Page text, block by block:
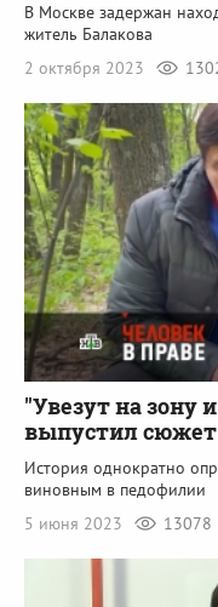
В Москве задержан
житель Балакова
2 октября 2023
"Увезут на зону
выпустил
История однократно
виновным в педофилии
5 июня 2023
13078